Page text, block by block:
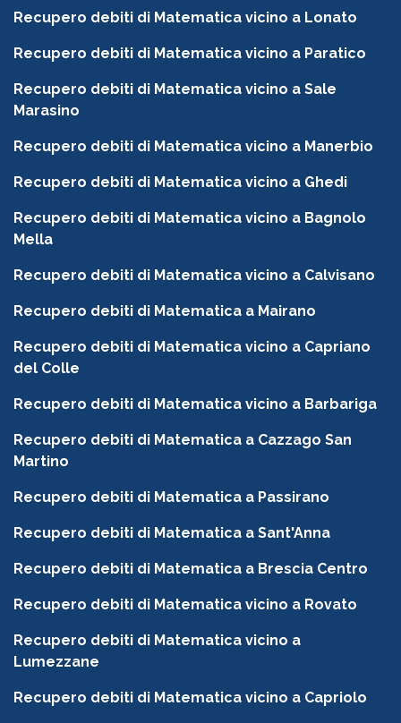
Recupero debiti di Matematica vicino a Lonato
Recupero debiti di Matematica vicino a Paratico
Recupero debiti di Matematica vicino a Sale
Marasino
Recupero debiti di Matematica vicino a Manerbio
Recupero debiti di Matematica vicino a Ghedi
Recupero debiti di Matematica vicino a Bagnolo
Mella
Recupero debiti di Matematica vicino a Calvisano
Recupero debiti di Matematica a Mairano
Recupero debiti di Matematica vicino a Capriano
del Colle
Recupero debiti di Matematica vicino a Barbariga
Recupero debiti di Matematica a Cazzago San
Martino
Recupero debiti di Matematica a Passirano
Recupero debiti di Matematica a Sant'Anna
Recupero debiti di Matematica a Brescia Centro
Recupero debiti di Matematica vicino a Rovato
Recupero debiti di Matematica vicino a
Lumezzane
Recupero debiti di Matematica vicino a Capriolo